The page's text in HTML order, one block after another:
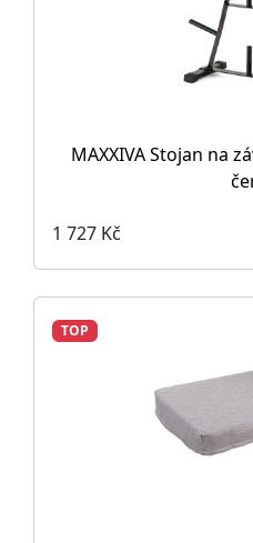
MAXXIVA Stojan na
1 727 Kč
TOP